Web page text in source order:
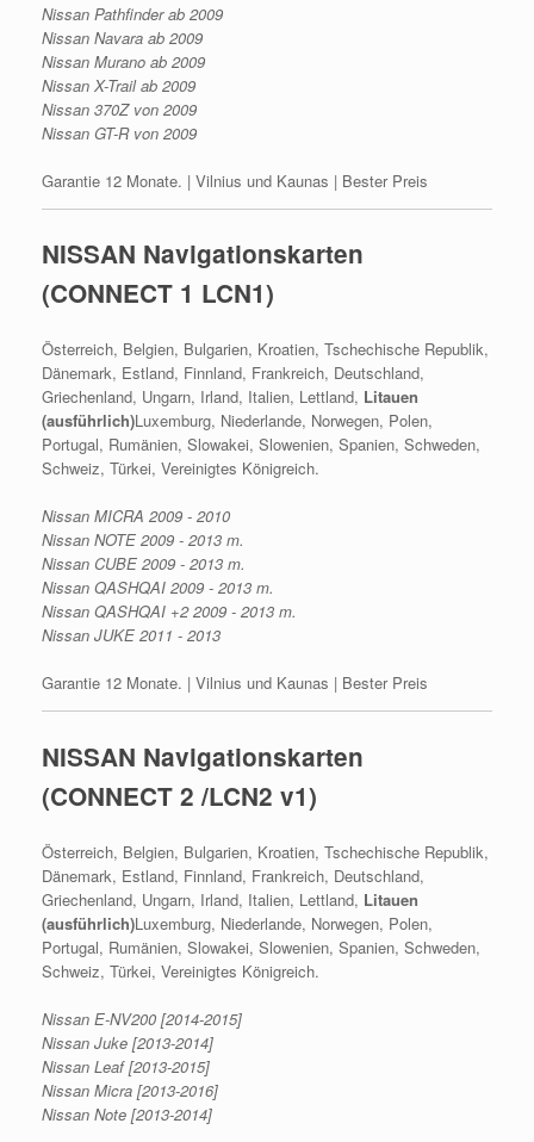
Nissan Pathfinder ab 2009
Nissan Navara ab 2009
Nissan Murano ab 2009
Nissan X-Trail ab 2009
Nissan 370Z von 2009
Nissan GT-R von 2009
Garantie 12 Monate. | Vilnius und Kaunas | Bester Preis
NISSAN Navigationskarten
(CONNECT 1 LCN1)
Österreich, Belgien, Bulgarien, Kroatien, Tschechische Republik,
Dänemark, Estland, Finnland, Frankreich, Deutschland,
Griechenland, Ungarn, Irland, Italien, Lettland, Litauen
(ausführlich)Luxemburg, Niederlande, Norwegen, Polen,
Portugal, Rumänien, Slowakei, Slowenien, Spanien, Schweden,
Schweiz, Türkei, Vereinigtes Königreich.
Nissan MICRA 2009 - 2010
Nissan NOTE 2009 - 2013 m.
Nissan CUBE 2009 - 2013 m.
Nissan QASHQAI 2009 - 2013 m.
Nissan QASHQAI +2 2009 - 2013 m.
Nissan JUKE 2011 - 2013
Garantie 12 Monate. | Vilnius und Kaunas | Bester Preis
NISSAN Navigationskarten
(CONNECT 2 /LCN2 v1)
Österreich, Belgien, Bulgarien, Kroatien, Tschechische Republik,
Dänemark, Estland, Finnland, Frankreich, Deutschland,
Griechenland, Ungarn, Irland, Italien, Lettland, Litauen
(ausführlich)Luxemburg, Niederlande, Norwegen, Polen,
Portugal, Rumänien, Slowakei, Slowenien, Spanien, Schweden,
Schweiz, Türkei, Vereinigtes Königreich.
Nissan E-NV200 [2014-2015]
Nissan Juke [2013-2014]
Nissan Leaf [2013-2015]
Nissan Micra [2013-2016]
Nissan Note [2013-2014]